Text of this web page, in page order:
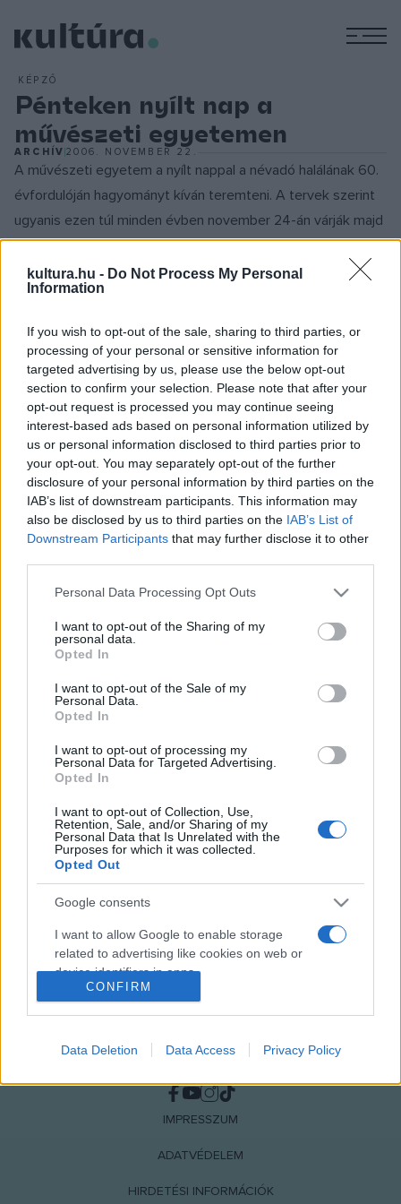
kultura.hu - Do Not Process My Personal
Information
If you wish to opt-out of the sale, sharing to third parties, or
processing of your personal or sensitive information for
targeted advertising by us, please use the below opt-out
section to confirm your selection. Please note that after your
opt-out request is processed you may continue seeing
interest-based ads based on personal information utilized by
us or personal information disclosed to third parties prior to
your opt-out. You may separately opt-out of the further
disclosure of your personal information by third parties on the
IAB’s list of downstream participants. This information may
also be disclosed by us to third parties on the IAB’s List of
Downstream Participants that may further disclose it to other
Please note that this website/app uses one or more Google
not limited to your visit or usage behaviour. You may click to
grant or deny consent to Google and its third-party tags to
use your data for below specified purposes in below Google
consent section.
Personal Data Processing Opt Outs
I want to opt-out of the Sharing of my
personal data.
Opted In
I want to opt-out of the Sale of my
Personal Data.
Opted In
I want to opt-out of processing my
Personal Data for Targeted Advertising.
Opted In
I want to opt-out of Collection, Use,
Retention, Sale, and/or Sharing of my
Personal Data that Is Unrelated with the
Purposes for which it was collected.
Opted Out
Google consents
I want to allow Google to enable storage
related to advertising like cookies on web or
device identifiers in apps.
personalized advertising.
I want to allow Google to enable storage
device identifiers in apps.
I want to allow Google to enable storage
CONFIRM
Data Deletion Data Access Privacy Policy
KÉPZŐ
Pénteken nyílt nap a
művészeti egyetemen
ARCHÍV2006. NOVEMBER 22.
A művészeti egyetem a nyílt nappal a névadó halálának 60.
évfordulóján hagyományt kíván teremteni. A tervek szerint
ugyanis ezen túl minden évben november 24-án várják majd
a látogatókat. Az idei rendezvény, nemcsak az évforduló
miatt jelentős. A következő tanévtől a bolognai egyezmény
alapján az egyetem oktatási rendje is megváltozik. Elindul a
2 éves mesterképzés (MA) követ. További újdonság a
felvételi rendszer átalakulása mellett, hogy a következő
tanévtől az eddigi 5 helyett 11 BA szak várja a diákokat. A
Nyílt Napon az intézményben működő szakok és intézetek
egész napos kiállításokon adnak ízelítőt a hallgatók
munkáiból, ezen kívül minden új szak két-két alkalommal,
rövid előadás keretében mutatja be a várható változásokat,
az oktatás felépítését és működését. Az egyetem
Auditóriumában vetítéssel egybekötött előadások
szünetekben pedig kisfilmek peregnek az egyes szakok
életéből, valamint animációs és videós diplomafilmeket
vetítenek. A Nyílt Nap záróakkordjaként az egyetem
érdeklődők. Részletes program: www.mome.hu A program
helyszíne: Moholy-Nagy Művészeti Egyetem 1121 Budapest,
Zugligeti út 9-25. A program időpontja: 2006. november 24.
MEGOSZTÁS
IMPRESSZUM
ADATVÉDELEM
HIRDETÉSI INFORMÁCIÓK